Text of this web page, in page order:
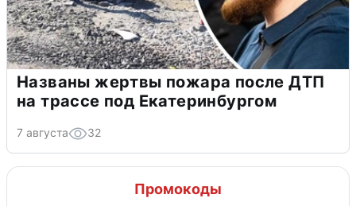
Названы жертвы пожара после ДТП
на трассе под Екатеринбургом
7 августа 32
Промокоды